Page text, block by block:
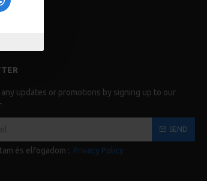
updates or promotions by signing up to our
SEND
és elfogadom : Privacy Policy